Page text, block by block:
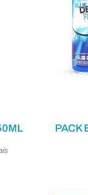
PACK